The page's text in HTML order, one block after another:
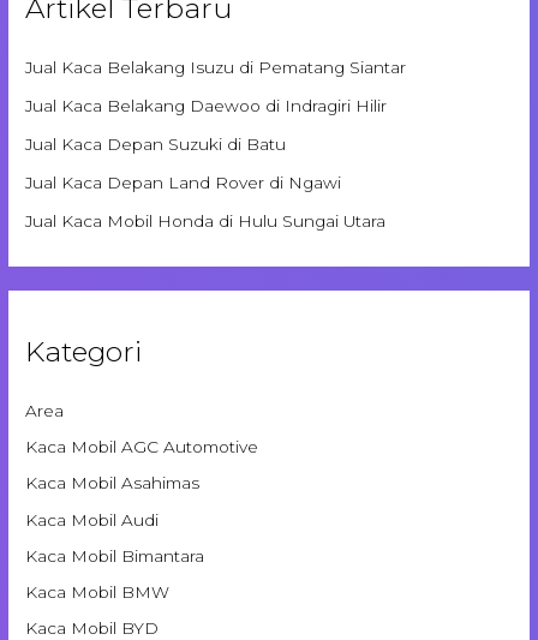
Artikel Terbaru
Jual Kaca Belakang Isuzu di Pematang Siantar
Jual Kaca Belakang Daewoo di Indragiri Hilir
Jual Kaca Depan Suzuki di Batu
Jual Kaca Depan Land Rover di Ngawi
Jual Kaca Mobil Honda di Hulu Sungai Utara
Kategori
Area
Kaca Mobil AGC Automotive
Kaca Mobil Asahimas
Kaca Mobil Audi
Kaca Mobil Bimantara
Kaca Mobil BMW
Kaca Mobil BYD